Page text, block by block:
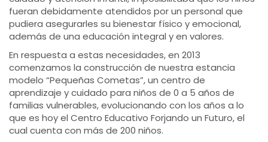
fueran debidamente atendidos por un personal que
pudiera asegurarles su bienestar físico y emocional,
además de una educación integral y en valores.
En respuesta a estas necesidades, en 2013
comenzamos la construcción de nuestra estancia
modelo “Pequeñas Cometas”, un centro de
aprendizaje y cuidado para niños de 0 a 5 años de
familias vulnerables, evolucionando con los años a lo
que es hoy el Centro Educativo Forjando un Futuro, el
cual cuenta con más de 200 niños.